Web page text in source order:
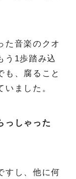
た音楽のクオ
う1歩踏み込
も、腐ること
ました。
っしゃった
すし、他に何